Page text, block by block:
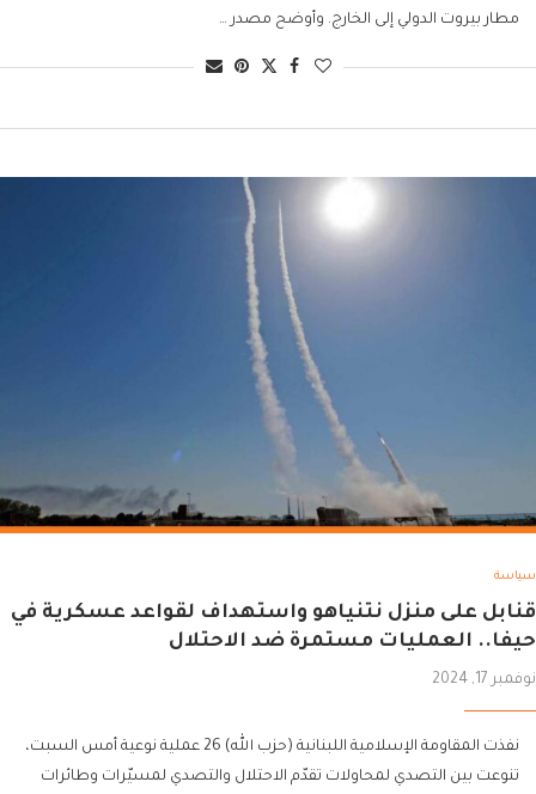
مطار بيروت الدولي إلى الخارج. وأوضح مصدر …
سياسة
قنابل على منزل نتنياهو واستهداف لقواعد عسكرية في
حيفا.. العمليات مستمرة ضد الاحتلال
نوفمبر 17, 2024
نفذت المقاومة الإسلامية اللبنانية (حزب الله) 26 عملية نوعية أمس السبت،
تنوعت بين التصدي لمحاولات تقدّم الاحتلال والتصدي لمسيّرات وطائرات